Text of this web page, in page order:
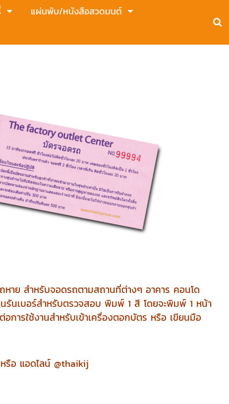
แผ่นพับ/หนังสือสวดมนต์
าย สำหรับจอดรถตามสถานที่ต่างๆ อาคาร คอนโด
นเบอร์สำหรับตรวจสอบ พิมพ์ 1 สี โดยจะพิมพ์ 1 หน้า
ารใช้งานสำหรับเข้าเครื่องตอกบัตร หรือ เขียนมือ
หรือ แอดไลน์ @thaikij